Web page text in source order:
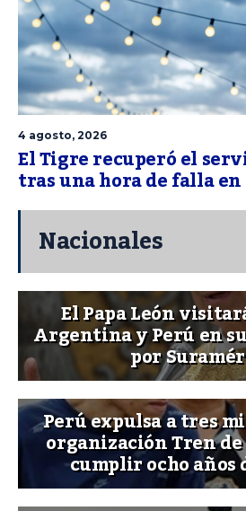
4 agosto, 2026
El Tigre recuperó el
tras una hora de falla
Nacionales
El Papa León
Argentina y Perú en
por
Perú expulsa a tres
organización Tren
cumplir ocho años